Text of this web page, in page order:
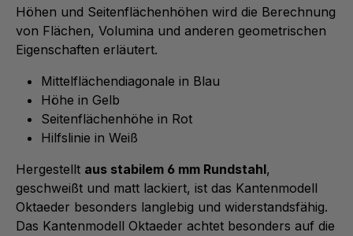
Höhen und Seitenflächenhöhen wird die Berechnung
von Flächen, Volumina und anderen geometrischen
Eigenschaften erläutert.
Mittelflächendiagonale in Blau
Höhe in Gelb
Seitenflächenhöhe in Rot
Hilfslinie in Weiß
Hergestellt aus stabilem 6 mm Rundstahl,
geschweißt und matt lackiert, ist das Kantenmodell
Oktaeder besonders langlebig und widerstandsfähig.
Das Kantenmodell Oktaeder achtet besonders auf die